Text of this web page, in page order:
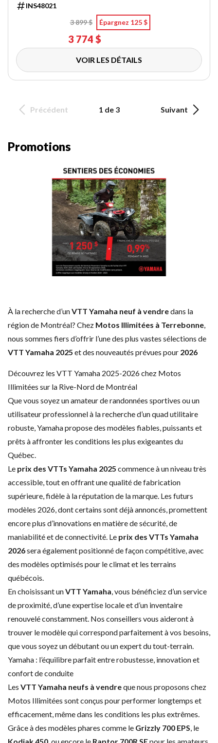
INS48021
3 899 $
Épargnez 125 $
3 774 $
VOIR LES DÉTAILS
Précédent 1 de 3 Suivant
Promotions
À la recherche d’unVTT Yamaha neuf à vendredans la
région de Montréal? Chez Motos Illimitées à Terrebonne,
nous sommes fiers d’offrir l’une des plus vastes sélections de
VTT Yamaha 2025 et des nouveautés prévues pour 2026
Découvrez les VTT Yamaha 2025-2026 chez Motos
Illimitées sur la Rive-Nord de Montréal
Que vous soyez un amateur de randonnées sportives ou un
utilisateur professionnel à la recherche d’un quad utilitaire
robuste, Yamaha propose des modèles fiables, puissants et
prêts à affronter les conditions les plus exigeantes du
Québec.
Le prix des VTTs Yamaha 2025 commence à un niveau très
accessible, tout en offrant une qualité de fabrication
supérieure, fidèle à la réputation de la marque. Les futurs
modèles 2026, dont certains sont déjà annoncés, promettent
encore plus d’innovations en matière de sécurité, de
maniabilité et de connectivité. Le prix des VTTs Yamaha
2026sera également positionné de façon compétitive, avec
des modèles optimisés pour le climat et les terrains
québécois.
En choisissant unVTT Yamaha, vous bénéficiez d’un service
de proximité, d’une expertise locale et d’un inventaire
renouvelé constamment. Nos conseillers vous aideront à
trouver le modèle qui correspond parfaitement à vos besoins,
que vous soyez un débutant ou un expert du tout-terrain.
Yamaha : l’équilibre parfait entre robustesse, innovation et
confort de conduite
Les VTT Yamaha neufs à vendreque nous proposons chez
Motos Illimitées sont conçus pour performer longtemps et
efficacement, même dans les conditions les plus extrêmes.
Grâce à des modèles phares comme le Grizzly 700 EPS, le